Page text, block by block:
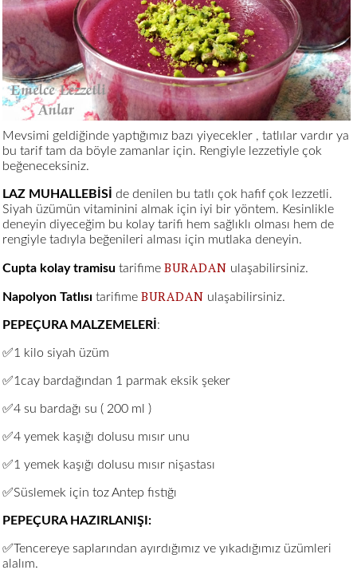
Mevsimi geldiğinde yaptığımız bazı yiyecekler , tatlılar vardır ya
bu tarif tam da böyle zamanlar için. Rengiyle lezzetiyle çok
beğeneceksiniz.
LAZ MUHALLEBİSİ de denilen bu tatlı çok hafif çok lezzetli.
Siyah üzümün vitaminini almak için iyi bir yöntem. Kesinlikle
deneyin diyeceğim bu kolay tarifi hem sağlıklı olması hem de
rengiyle tadıyla beğenileri alması için mutlaka deneyin.
Cupta kolay tramisu tarifime BURADAN ulaşabilirsiniz.
Napolyon Tatlısı tarifime BURADAN ulaşabilirsiniz.
PEPEÇURA MALZEMELERİ :
✅1 kilo siyah üzüm
✅1cay bardağından 1 parmak eksik şeker
✅4 su bardağı su ( 200 ml )
✅4 yemek kaşığı dolusu mısır unu
✅1 yemek kaşığı dolusu mısır nişastası
✅Süslemek için toz Antep fıstığı
PEPEÇURA HAZIRLANIŞI:
✅Tencereye saplarından ayırdığımız ve yıkadığımız üzümleri
alalım.